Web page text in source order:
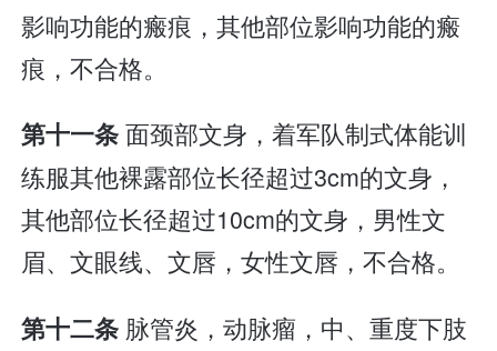
影响功能的瘢痕，其他部位影响功能的瘢
痕，不合格。
第十一条面颈部文身，着军队制式体能训
练服其他裸露部位长径超过3cm的文身，
其他部位长径超过10cm的文身，男性文
眉、文眼线、文唇，女性文唇，不合格。
第十二条 脉管炎，动脉瘤，中、重度下肢